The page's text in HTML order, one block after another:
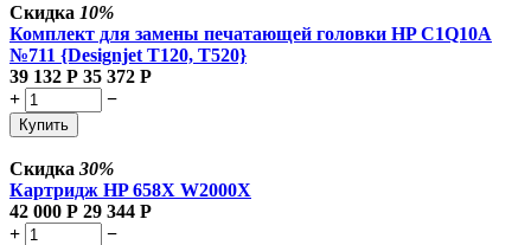
Скидка 10%
Комплект для замены печатающей головки HP C1Q10A
№711 {Designjet T120, T520}
39 132 Р 35 372 Р
+
−
Купить
Скидка 30%
Картридж HP 658X W2000X
42 000 Р 29 344 Р
+
−